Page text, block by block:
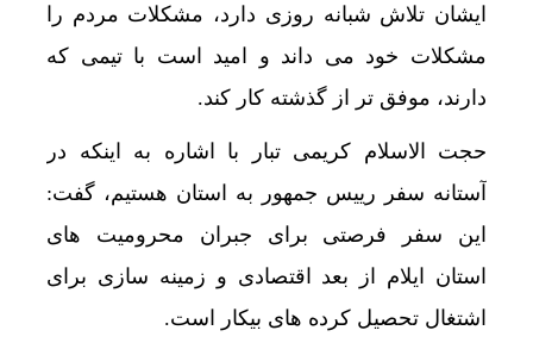
ایشان تلاش شبانه روزی دارد، مشکلات مردم را
مشکلات خود می داند و امید است با تیمی که
دارند، موفق تر از گذشته کار کند.
حجت الاسلام کریمی تبار با اشاره به اینکه در
آستانه سفر رییس جمهور به استان هستیم، گفت:
این سفر فرصتی برای جبران محرومیت های
استان ایلام از بعد اقتصادی و زمینه سازی برای
اشتغال تحصیل کرده های بیکار است.